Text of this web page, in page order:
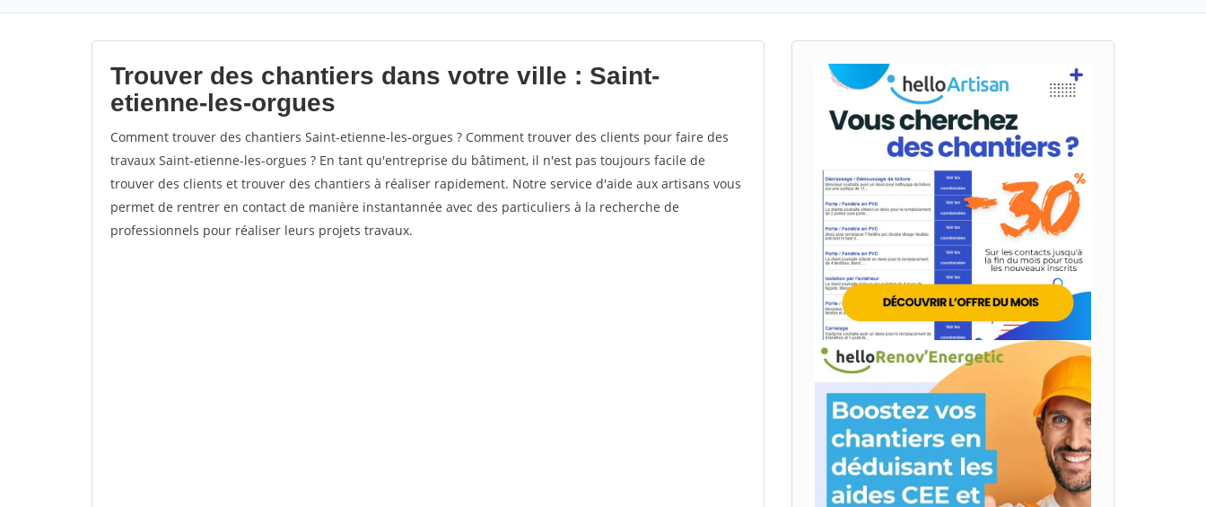
Trouver des chantiers dans votre ville : Saint-
etienne-les-orgues
Comment trouver des chantiers Saint-etienne-les-orgues ? Comment trouver des clients pour faire des
travaux Saint-etienne-les-orgues ? En tant qu'entreprise du bâtiment, il n'est pas toujours facile de
trouver des clients et trouver des chantiers à réaliser rapidement. Notre service d'aide aux artisans vous
permet de rentrer en contact de manière instantannée avec des particuliers à la recherche de
professionnels pour réaliser leurs projets travaux.